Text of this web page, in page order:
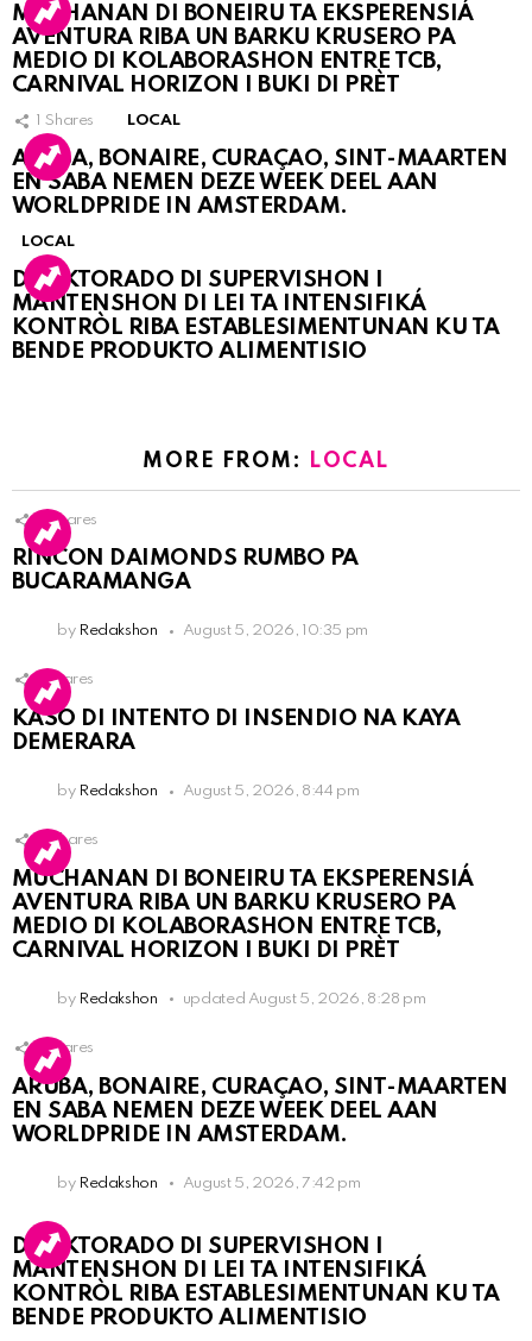
MUCHANAN DI BONEIRU TA EKSPERENSIÁ
AVENTURA RIBA UN BARKU KRUSERO PA
MEDIO DI KOLABORASHON ENTRE TCB,
CARNIVAL HORIZON I BUKI DI PRÈT
1 Shares LOCAL
ARUBA, BONAIRE, CURAÇAO, SINT-MAARTEN
EN SABA NEMEN DEZE WEEK DEEL AAN
WORLDPRIDE IN AMSTERDAM.
LOCAL
DIREKTORADO DI SUPERVISHON I
MANTENSHON DI LEI TA INTENSIFIKÁ
KONTRÒL RIBA ESTABLESIMENTUNAN KU TA
BENDE PRODUKTO ALIMENTISIO
MORE FROM: LOCAL
Shares
RINCON DAIMONDS RUMBO PA
BUCARAMANGA
by Redakshon August 5, 2026, 10:35 pm
Shares
KASO DI INTENTO DI INSENDIO NA KAYA
DEMERARA
by Redakshon August 5, 2026, 8:44 pm
Shares
MUCHANAN DI BONEIRU TA EKSPERENSIÁ
AVENTURA RIBA UN BARKU KRUSERO PA
MEDIO DI KOLABORASHON ENTRE TCB,
CARNIVAL HORIZON I BUKI DI PRÈT
by Redakshon updated August 5, 2026, 8:28 pm
Shares
ARUBA, BONAIRE, CURAÇAO, SINT-MAARTEN
EN SABA NEMEN DEZE WEEK DEEL AAN
WORLDPRIDE IN AMSTERDAM.
by Redakshon August 5, 2026, 7:42 pm
DIREKTORADO DI SUPERVISHON I
MANTENSHON DI LEI TA INTENSIFIKÁ
KONTRÒL RIBA ESTABLESIMENTUNAN KU TA
BENDE PRODUKTO ALIMENTISIO